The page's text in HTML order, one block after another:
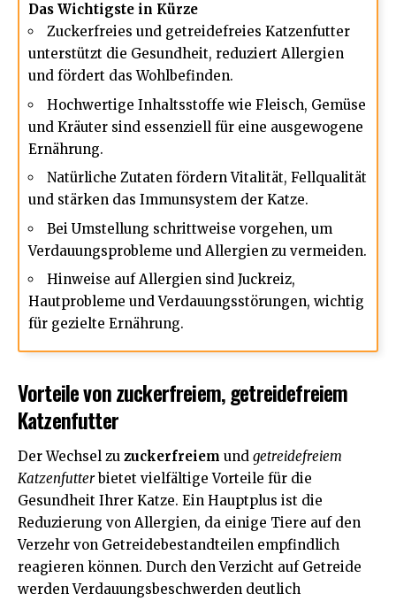
Das Wichtigste in Kürze
Zuckerfreies und getreidefreies Katzenfutter
unterstützt die Gesundheit, reduziert Allergien
und fördert das Wohlbefinden.
Hochwertige Inhaltsstoffe wie Fleisch, Gemüse
und Kräuter sind essenziell für eine ausgewogene
Ernährung.
Natürliche Zutaten fördern Vitalität, Fellqualität
und stärken das Immunsystem der Katze.
Bei Umstellung schrittweise vorgehen, um
Verdauungsprobleme und Allergien zu vermeiden.
Hinweise auf Allergien sind Juckreiz,
Hautprobleme undVerdauungsstörungen, wichtig
für gezielte Ernährung.
Vorteile von zuckerfreiem, getreidefreiem
Katzenfutter
Der Wechsel zu zuckerfreiem und getreidefreiem
Katzenfutterbietet vielfältige Vorteile für die
Gesundheit Ihrer Katze. Ein Hauptplus ist die
Reduzierung von Allergien, da einige Tiere auf den
Verzehr von Getreidebestandteilen empfindlich
reagieren können. Durch den Verzicht auf Getreide
werden Verdauungsbeschwerden deutlich